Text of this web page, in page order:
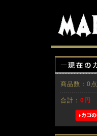
商品数：0点
合計： 0円